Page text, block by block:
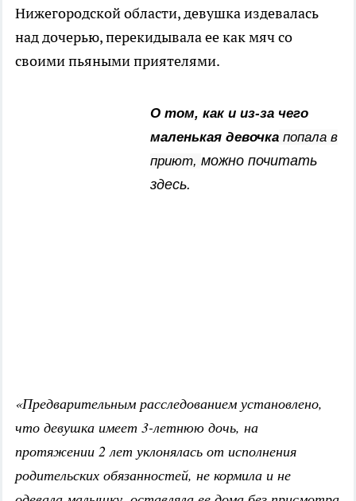
Нижегородской области, девушка издевалась
над дочерью, перекидывала ее как мяч со
своими пьяными приятелями.
О том, как и из-за чего
маленькая девочка попала в
приют, можно почитать
здесь.
«Предварительным расследованием установлено,
что девушка имеет 3-летнюю дочь, на
протяжении 2 лет уклонялась от исполнения
родительских обязанностей, не кормила и не